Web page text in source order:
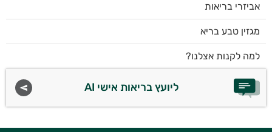
אביזרי בריאות
מגזין טבע בריא
למה לקנות אצלנו?
ליועץ בריאות אישי AI